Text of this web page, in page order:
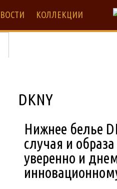
КОЛЛЕКЦИИ
DKNY
Нижнее белье
случая и
уверенно и